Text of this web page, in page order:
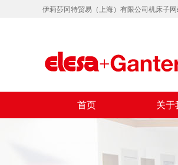
伊莉莎冈特贸易（上海）有限公司机床子网
首页 关于